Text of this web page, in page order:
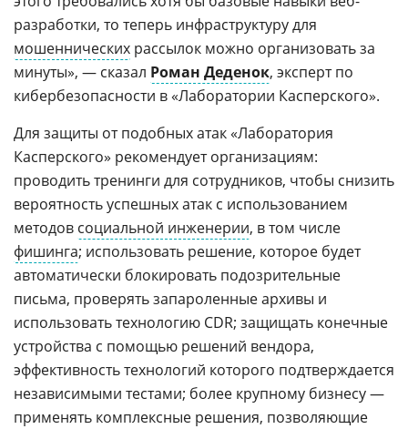
разработки, то теперь инфраструктуру для
мошеннических рассылок можно организовать за
минуты», — сказал Роман Деденок, эксперт по
кибербезопасности в «Лаборатории Касперского».
Для защиты от подобных атак «Лаборатория
Касперского» рекомендует организациям:
проводить тренинги для сотрудников, чтобы снизить
вероятность успешных атак с использованием
методов социальной инженерии, в том числе
фишинга; использовать решение, которое будет
автоматически блокировать подозрительные
письма, проверять запароленные архивы и
использовать технологию CDR; защищать конечные
устройства с помощью решений вендора,
эффективность технологий которого подтверждается
независимыми тестами; более крупному бизнесу —
применять комплексные решения, позволяющие